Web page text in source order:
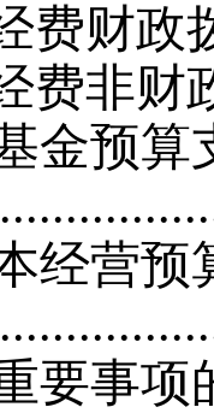
费财政
费非
金预算
经营预
要事项